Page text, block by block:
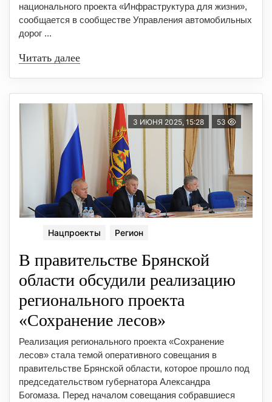
национального проекта «Инфраструктура для жизни»,
сообщается в сообществе Управления автомобильных
дорог ...
Читать далее
3 ИЮНЯ 2025, 15:28 53
Нацпроекты Регион
В правительстве Брянской
области обсудили реализацию
регионального проекта
«Сохранение лесов»
Реализация регионального проекта «Сохранение
лесов» стала темой оперативного совещания в
правительстве Брянской области, которое прошло под
председательством губернатора Александра
Богомаза. Перед началом совещания собравшиеся